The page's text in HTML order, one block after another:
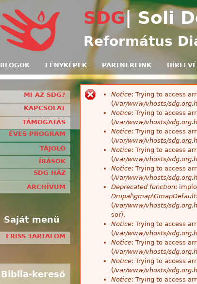
SDG| Soli
Református
BLOGOK FÉNYKÉPEK PARTNEREINK
Hibaüzenet
Notice: Trying to access
(/var/www/vhosts/
Notice: Trying to access
(/var/www/vhosts/
Notice: Trying to access
(/var/www/vhosts/
Notice: Trying to access
(/var/www/vhosts/
Notice: Trying to access
(/var/www/vhosts/
Deprecated function:
(/var/www/vhosts/
sor).
Notice: Trying to access
(/var/www/vhosts/
Notice: Trying to access
(/var/www/vhosts/
Notice: Trying to access
(/var/www/vhosts/
Notice: Trying to access
MI AZ SDG?
KAPCSOLAT
TÁMOGATÁS
ÉVES PROGRAM
TÁJOLÓ
ÍRÁSOK
SDG HÁZ
ARCHÍVUM
Saját menü
FRISS TARTALOM
Biblia-kereső